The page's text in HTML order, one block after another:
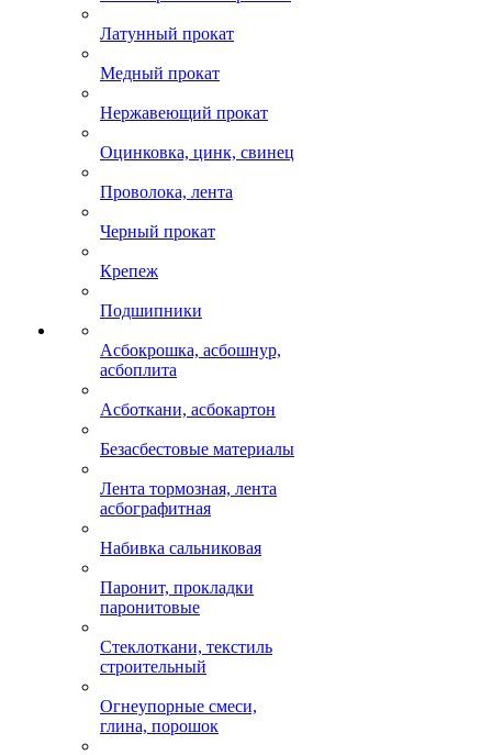
Латунный прокат
Медный прокат
Нержавеющий прокат
Оцинковка, цинк, свинец
Проволока, лента
Черный прокат
Крепеж
Подшипники
Асбокрошка, асбошнур,
асбоплита
Асботкани, асбокартон
Безасбестовые материалы
Лента тормозная, лента
асбографитная
Набивка сальниковая
Паронит, прокладки
паронитовые
Стеклоткани, текстиль
строительный
Огнеупорные смеси,
глина, порошок